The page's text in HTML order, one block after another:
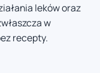
leków oraz
w
recepty.